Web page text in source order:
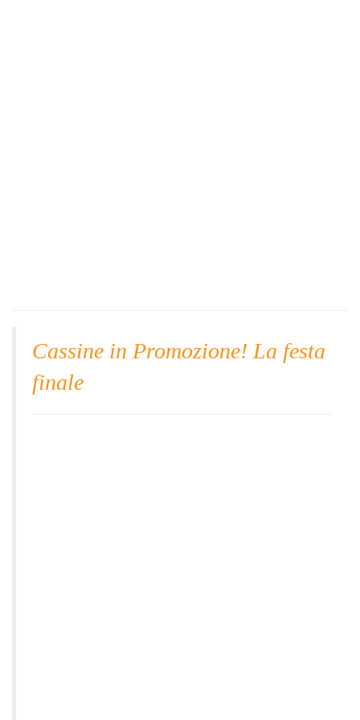
Cassine in Promozione! La festa
finale